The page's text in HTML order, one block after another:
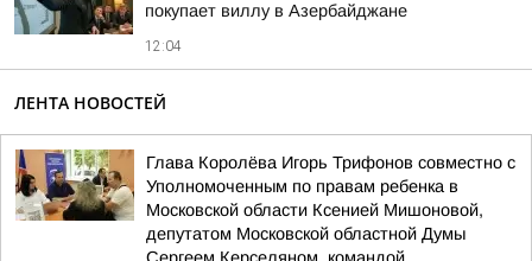
покупает виллу в Азербайджане
12:04
ЛЕНТА НОВОСТЕЙ
Глава Королёва Игорь Трифонов совместно с
Уполномоченным по правам ребенка в
Московской области Ксенией Мишоновой,
депутатом Московской областной Думы